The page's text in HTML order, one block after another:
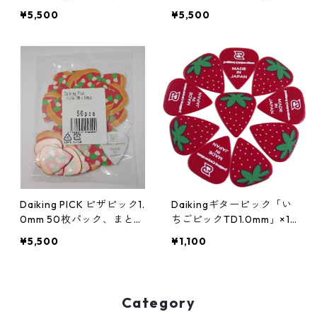
¥5,500 ¥5,500
Daiking PICK ピザピック1.
0mm 50枚パック、まとめ
¥5,500
Daikingギターピック「い
ちごピックTD1.0mm」×1
¥1,100
Category